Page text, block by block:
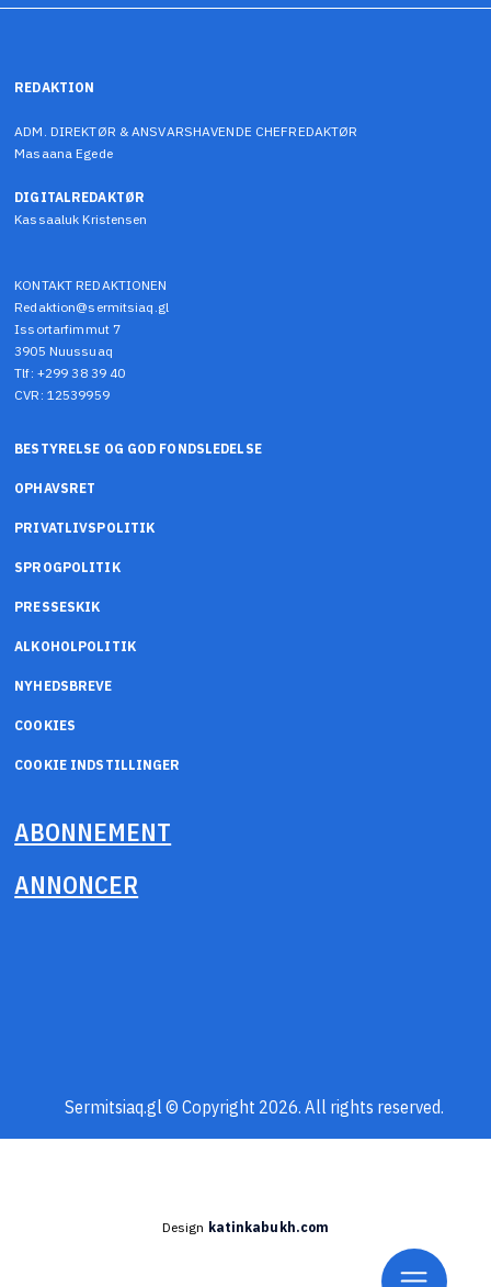
REDAKTION
ADM. DIREKTØR & ANSVARSHAVENDE CHEFREDAKTØR
Masaana Egede
DIGITALREDAKTØR
Kassaaluk Kristensen
KONTAKT REDAKTIONEN
Redaktion@sermitsiaq.gl
Issortarfimmut 7
3905 Nuussuaq
Tlf: +299 38 39 40
CVR: 12539959
BESTYRELSE OG GOD FONDSLEDELSE
OPHAVSRET
PRIVATLIVSPOLITIK
SPROGPOLITIK
PRESSESKIK
ALKOHOLPOLITIK
NYHEDSBREVE
COOKIES
COOKIE INDSTILLINGER
ABONNEMENT
ANNONCER
Sermitsiaq.gl © Copyright 2026. All rights reserved.
Design katinkabukh.com